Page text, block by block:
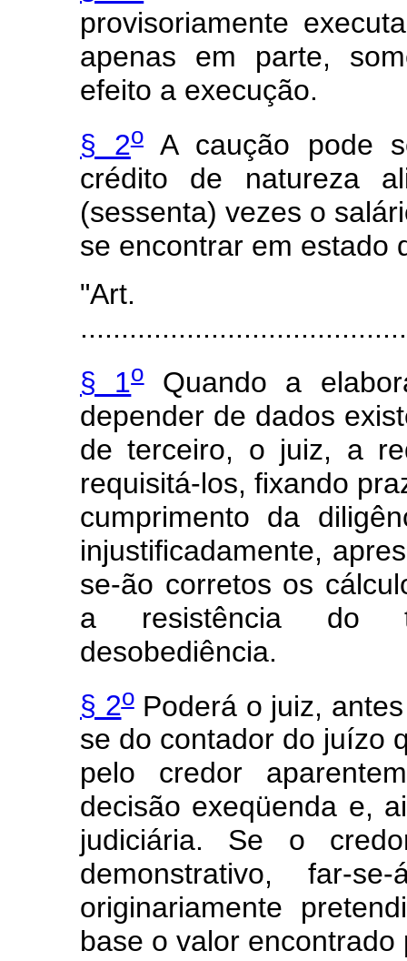
provisoriamente
apenas em parte,
efeito a execução.
§ 2oA caução pode
crédito de natureza
(sessenta) vezes o
se encontrar em estado
§ 1oQuando a
depender de dados
de terceiro, o juiz, a
requisitá-los, fixando
cumprimento da
injustificadamente,
se-ão corretos os
a resistência do
desobediência.
§ 2oPoderá o juiz,
se do contador do juízo
pelo credor
decisão exeqüenda e,
judiciária. Se o
demonstrativo, far-
originariamente
base o valor encontrado